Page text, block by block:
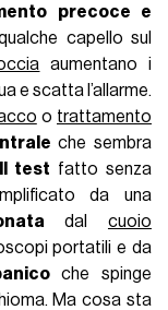
precoce e
capello sul
aumentano i
e scatta l’allarme.
o trattamento
che sembra
test fatto senza
da una
dal cuoio
portatili e da
che spinge
Ma cosa sta